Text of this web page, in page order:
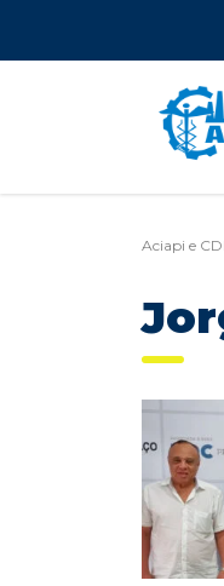
Aciapi e